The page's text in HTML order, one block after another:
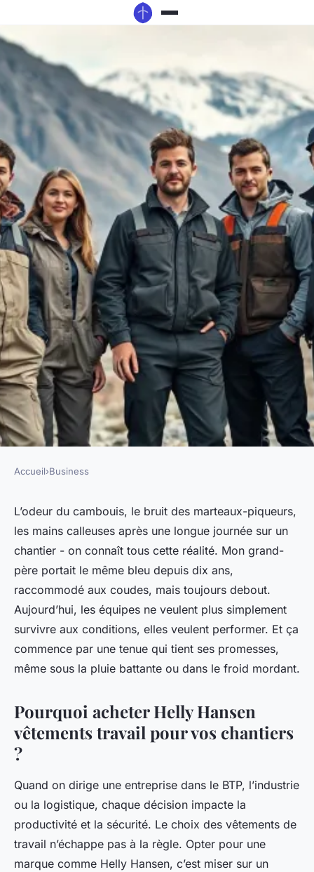
Découvrez notre sélection de
vêtements de travail Helly
Hansen
Meissa•14/04/2026 07:44•11 min de lecture
Accueil›Business
L’odeur du cambouis, le bruit des marteaux-piqueurs,
les mains calleuses après une longue journée sur un
chantier - on connaît tous cette réalité. Mon grand-
père portait le même bleu depuis dix ans,
raccommodé aux coudes, mais toujours debout.
Aujourd’hui, les équipes ne veulent plus simplement
survivre aux conditions, elles veulent performer. Et ça
commence par une tenue qui tient ses promesses,
même sous la pluie battante ou dans le froid mordant.
Pourquoi acheter Helly Hansen
vêtements travail pour vos chantiers
?
Quand on dirige une entreprise dans le BTP, l’industrie
ou la logistique, chaque décision impacte la
productivité et la sécurité. Le choix des vêtements de
travail n’échappe pas à la règle. Opter pour une
marque comme Helly Hansen, c’est miser sur un